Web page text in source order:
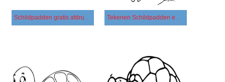
Schildpadden gratis afdrukbaar voor kinderen Tekenen Schildpadden en vis